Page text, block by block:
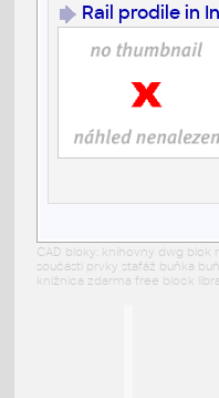
Rail prodile in
CAD bloky: knihovny dwg blok
součásti prvky stafáž buňka
knižnica zdarma free block